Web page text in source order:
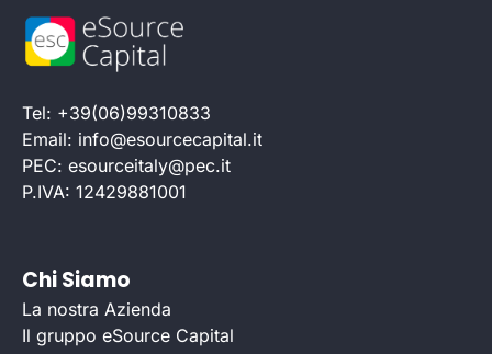
Tel: +39(06)99310833
Email: info@esourcecapital.it
PEC: esourceitaly@pec.it
P.IVA: 12429881001
Chi Siamo
La nostra Azienda
Il gruppo eSource Capital